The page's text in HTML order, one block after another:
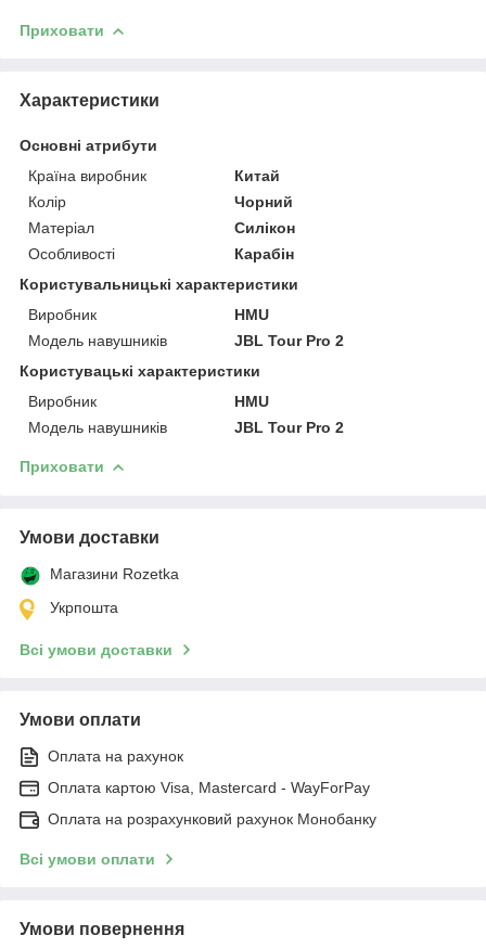
Приховати
Характеристики
Основні атрибути
Країна виробник
Китай
Колір
Чорний
Матеріал
Силікон
Особливості
Карабін
Користувальницькі характеристики
Виробник
HMU
Модель навушників
JBL Tour Pro 2
Користувацькi характеристики
Виробник
HMU
Модель навушників
JBL Tour Pro 2
Приховати
Умови доставки
Магазини Rozetka
Укрпошта
Всі умови доставки
Умови оплати
Оплата на рахунок
Оплата картою Visa, Mastercard - WayForPay
Оплата на розрахунковий рахунок Монобанку
Всі умови оплати
Умови повернення